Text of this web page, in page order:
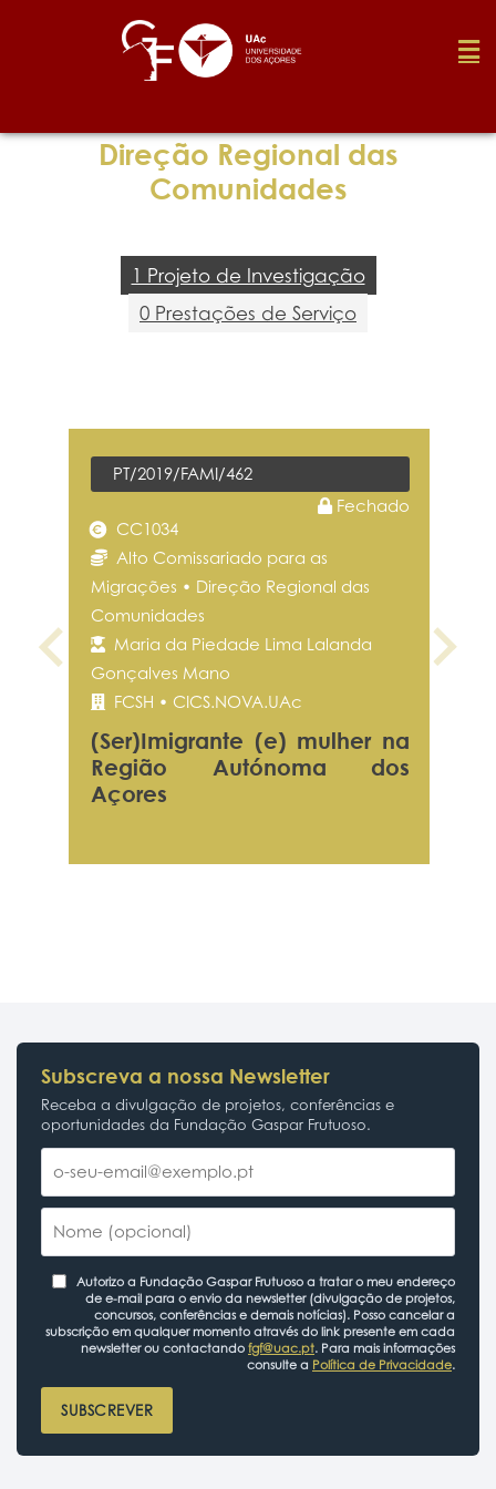
Fundação
Investigação
Portal do Investigador
Direção Regional das
Comunidades
1 Projeto de Investigação
0 Prestações de Serviço
PT/2019/FAMI/462
Fechado
CC1034
Alto Comissariado para as
Migrações • Direção Regional das
Comunidades
Maria da Piedade Lima Lalanda
Gonçalves Mano
FCSH • CICS.NOVA.UAc
(Ser)Imigrante (e) mulher na
Região Autónoma dos
Açores
Subscreva a nossa Newsletter
Receba a divulgação de projetos, conferências e
oportunidades da Fundação Gaspar Frutuoso.
Autorizo a Fundação Gaspar Frutuoso a tratar o meu endereço
de e-mail para o envio da newsletter (divulgação de projetos,
concursos, conferências e demais notícias). Posso cancelar a
subscrição em qualquer momento através do link presente em cada
newsletter ou contactando fgf@uac.pt. Para mais informações
consulte a Política de Privacidade.
SUBSCREVER